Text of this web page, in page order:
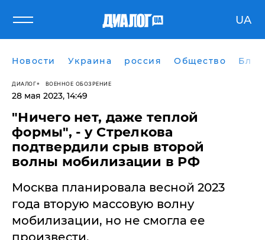
UA
Новости Украина россия Общество
ДИАЛОГ ВОЕННОЕ ОБОЗРЕНИЕ
28 мая 2023, 14:49
​"Ничего нет, даже теплой
формы", - у Стрелкова
подтвердили срыв второй
волны мобилизации в РФ
Москва планировала весной 2023
года вторую массовую волну
мобилизации, но не смогла ее
произвести.